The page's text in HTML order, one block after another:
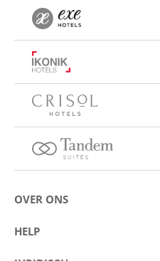
OVER ONS
Over Eurostars Hotel Company
HELP
Contact opnemen